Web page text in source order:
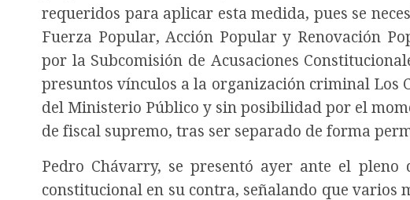
requeridos para aplicar esta medida, pues se
Fuerza Popular, Acción Popular y Renovación
por la Subcomisión de Acusaciones
presuntos vínculos a la organización criminal Los
del Ministerio Público y sin posibilidad por el
de fiscal supremo, tras ser separado de forma
Pedro Chávarry, se presentó ayer ante el
constitucional en su contra, señalando que varios